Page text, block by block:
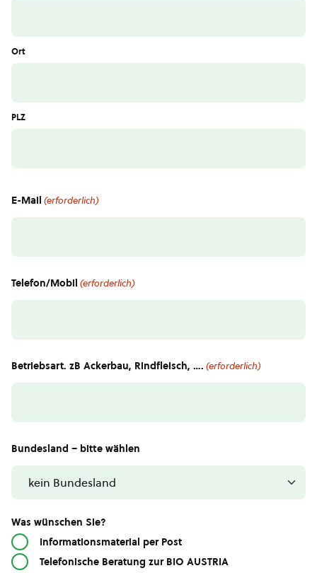
Ort
PLZ
E-Mail (erforderlich)
Telefon/Mobil (erforderlich)
Betriebsart. zB Ackerbau, Rindfleisch, …. (erforderlich)
Bundesland – bitte wählen
Was wünschen Sie?
Informationsmaterial per Post
Telefonische Beratung zur BIO AUSTRIA